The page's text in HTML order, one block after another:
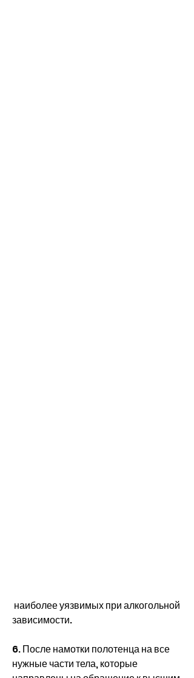
зависимости.
6. После намотки полотенца на все
нужные части тела, которые